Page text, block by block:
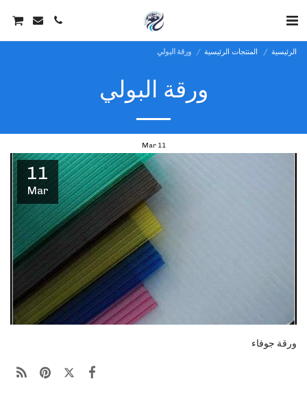
الرئيسية المنتجات الرئيسية ورقة البولي
ورقة البولي
11
Mar
11
Mar
ورقة جوفاء